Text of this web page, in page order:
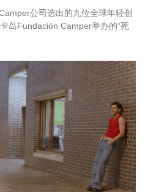
公司选出的九位全球年轻创
岛Fundación Camper举办的“死